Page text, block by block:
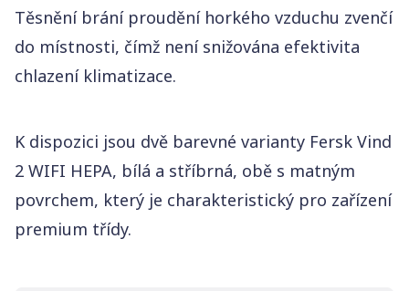
Těsnění brání proudění horkého vzduchu zvenčí
do místnosti, čímž není snižována efektivita
chlazení klimatizace.
K dispozici jsou dvě barevné varianty Fersk Vind
2 WIFI HEPA, bílá a stříbrná, obě s matným
povrchem, který je charakteristický pro zařízení
premium třídy.